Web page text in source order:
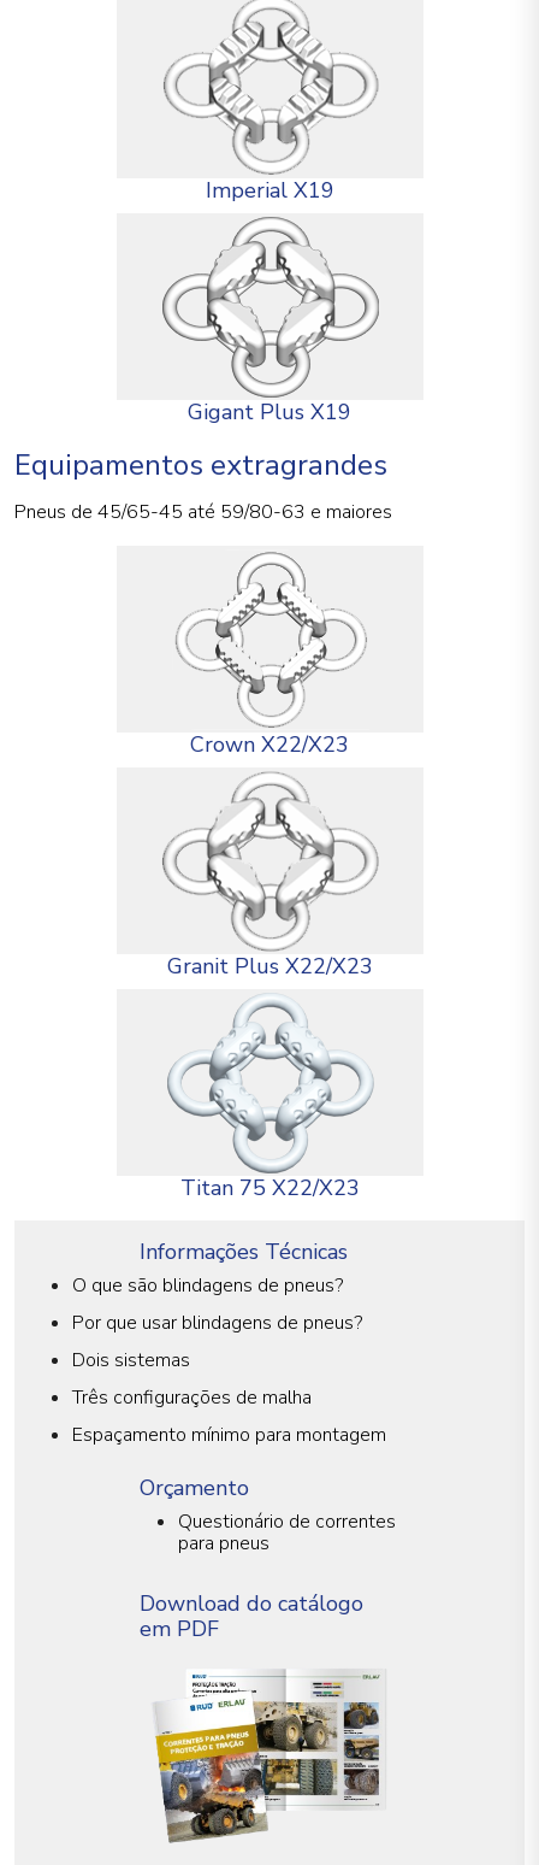
Imperial X19
Gigant Plus X19
Equipamentos extragrandes
Pneus de 45/65-45 até 59/80-63 e maiores
Crown X22/X23
Granit Plus X22/X23
Titan 75 X22/X23
Informações Técnicas
O que são blindagens de pneus?
Por que usar blindagens de pneus?
Dois sistemas
Três configurações de malha
Espaçamento mínimo para montagem
Orçamento
Questionário de correntes
para pneus
Download do catálogo
em PDF